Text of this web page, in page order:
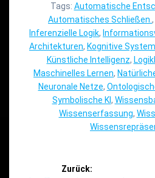
Tags: Automatische
Automatisches Schließen. ,
Inferenzielle Logik,
Architekturen, Kognitive
Künstliche Intelligenz,
Maschinelles Lernen,
Neuronale Netze,
Symbolische KI,
Wissenserfassung,
Zurück: